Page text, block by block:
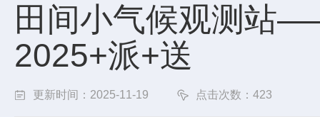
田间小气候观测站
2025+派+送
更新时间：2025-11-19 点击次数：423